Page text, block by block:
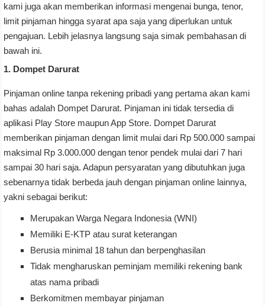
kami juga akan memberikan informasi mengenai bunga, tenor,
limit pinjaman hingga syarat apa saja yang diperlukan untuk
pengajuan. Lebih jelasnya langsung saja simak pembahasan di
bawah ini.
1. Dompet Darurat
Pinjaman online tanpa rekening pribadi yang pertama akan kami
bahas adalah Dompet Darurat. Pinjaman ini tidak tersedia di
aplikasi Play Store maupun App Store. Dompet Darurat
memberikan pinjaman dengan limit mulai dari Rp 500.000 sampai
maksimal Rp 3.000.000 dengan tenor pendek mulai dari 7 hari
sampai 30 hari saja. Adapun persyaratan yang dibutuhkan juga
sebenarnya tidak berbeda jauh dengan pinjaman online lainnya,
yakni sebagai berikut:
Merupakan Warga Negara Indonesia (WNI)
Memiliki E-KTP atau surat keterangan
Berusia minimal 18 tahun dan berpenghasilan
Tidak mengharuskan peminjam memiliki rekening bank
atas nama pribadi
Berkomitmen membayar pinjaman